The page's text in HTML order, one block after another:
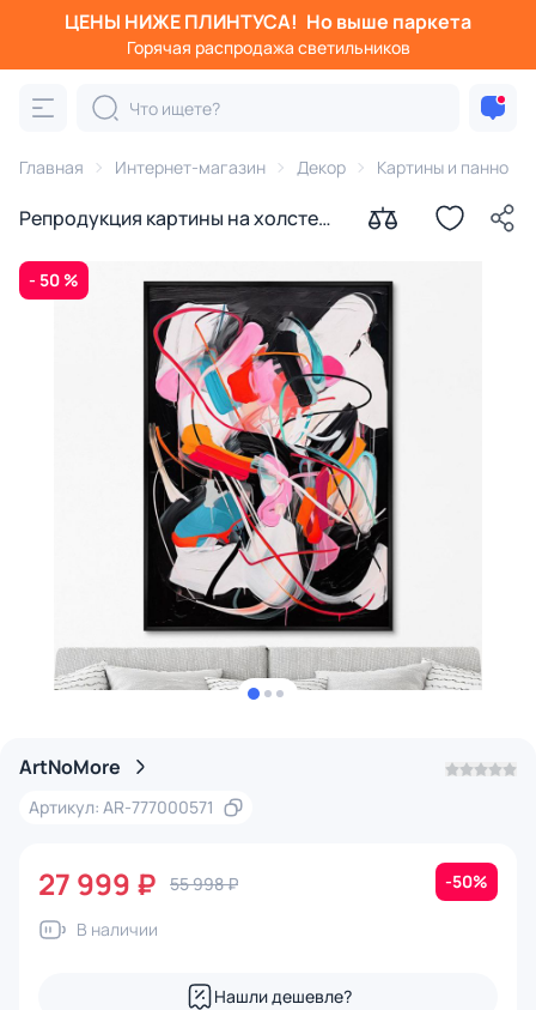
ЦЕНЫ НИЖЕ ПЛИНТУСА! Но выше паркета
Горячая распродажа светильников
Главная Интернет-магазин Декор Картины и панно
Репродукция картины на холсте
- 50 %
ArtNoMore
Артикул: AR-777000571
27 999 ₽ 55 998 ₽ -50%
В наличии
Нашли дешевле?